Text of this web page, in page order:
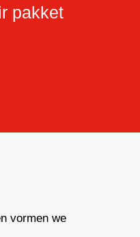
pakket
vormen we